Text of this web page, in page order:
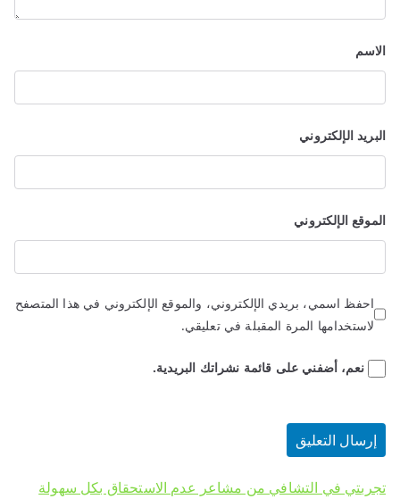
الاسم
البريد الإلكتروني
الموقع الإلكتروني
احفظ اسمي، بريدي الإلكتروني، والموقع الإلكتروني في هذا المتصفح
لاستخدامها المرة المقبلة في تعليقي.
نعم، أضفني على قائمة نشراتك البريدية.
تجربتي في التشافي من مشاعر عدم الاستحقاق بكل سهولة